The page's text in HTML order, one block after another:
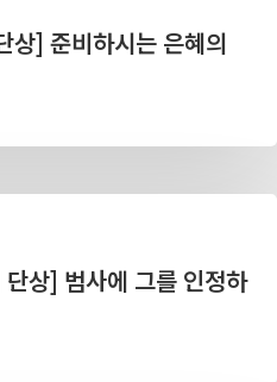
] 준비하시는 은혜의
상] 범사에 그를 인정하